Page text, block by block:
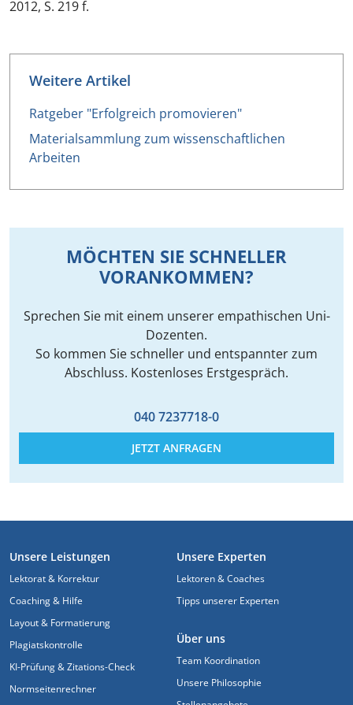
2012, S. 219 f.
Weitere Artikel
Ratgeber "Erfolgreich promovieren"
Materialsammlung zum wissenschaftlichen
Arbeiten
MÖCHTEN SIE SCHNELLER
VORANKOMMEN?
Sprechen Sie mit einem unserer empathischen Uni-
Dozenten.
So kommen Sie schneller und entspannter zum
Abschluss. Kostenloses Erstgespräch.
040 7237718-0
JETZT ANFRAGEN
FUSSZEILE
Unsere Leistungen
Lektorat & Korrektur
Coaching & Hilfe
Layout & Formatierung
Plagiatskontrolle
KI-Prüfung & Zitations-Check
Normseitenrechner
Unsere Experten
Lektoren & Coaches
Tipps unserer Experten
Über uns
Team Koordination
Unsere Philosophie